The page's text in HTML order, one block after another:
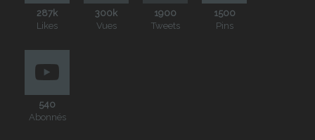
287k
Likes
300k
Vues
1900
Tweets
1500
Pins
540
Abonnés